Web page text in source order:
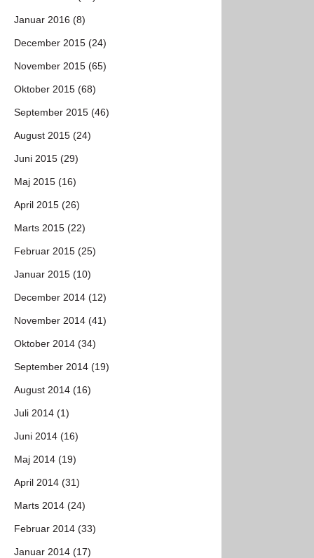
Januar 2016 (8)
December 2015 (24)
November 2015 (65)
Oktober 2015 (68)
September 2015 (46)
August 2015 (24)
Juni 2015 (29)
Maj 2015 (16)
April 2015 (26)
Marts 2015 (22)
Februar 2015 (25)
Januar 2015 (10)
December 2014 (12)
November 2014 (41)
Oktober 2014 (34)
September 2014 (19)
August 2014 (16)
Juli 2014 (1)
Juni 2014 (16)
Maj 2014 (19)
April 2014 (31)
Marts 2014 (24)
Februar 2014 (33)
Januar 2014 (17)